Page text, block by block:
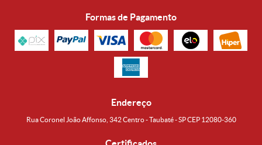
Formas de Pagamento
Endereço
Rua Coronel João Affonso, 342 Centro - Taubaté - SP CEP 12080-360